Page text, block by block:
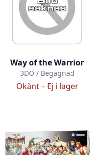
Way of the Warrior
3DO / Begagnad
Okänt – Ej i lager